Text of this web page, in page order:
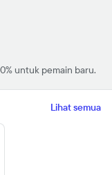
untuk pemain baru.
Lihat semua